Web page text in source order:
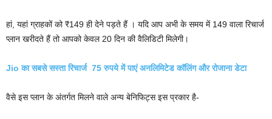
हां, यहां ग्राहकों को ₹149 ही देने पड़ते हैं । यदि आप अभी के समय में 149 वाला रिचार्ज
प्लान खरीदते हैं तो आपको केवल 20 दिन की वैलिडिटी मिलेगी।
Jio का सबसे सस्ता रिचार्ज 75 रुपये में पाएं अनलिमिटेड कॉलिंग और रोजाना डेटा
वैसे इस प्लान के अंतर्गत मिलने वाले अन्य बेनिफिट्स इस प्रकार है-